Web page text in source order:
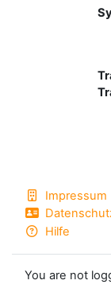
Impressum
Hilfe
You are not